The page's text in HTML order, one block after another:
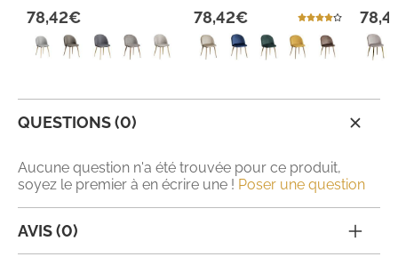
78,42€ 78,42€
QUESTIONS (0)
Aucune question n'a été trouvée pour ce produit,
soyez le premier à en écrire une ! Poser une question
AVIS (0)